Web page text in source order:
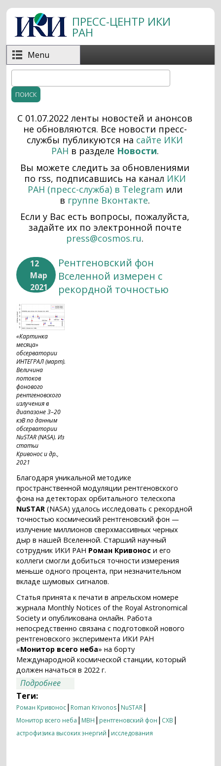
Перейти к основному содержанию
ПРЕСС-ЦЕНТР ИКИ
РАН
Menu
Форма поиска
С 01.07.2022 ленты новостей и анонсов
не обновляются. Все новости пресс-
службы публикуются на сайте ИКИ
РАН в разделе Новости.
Вы можете следить за обновлениями
по rss, подписавшись на канал ИКИ
РАН (пресс-служба) в Telegram или
в группе Вконтакте.
Если у Вас есть вопросы, пожалуйста,
задайте их по электронной почте
press@cosmos.ru.
12
Мар
2021
Рентгеновский фон
Вселенной измерен с
рекордной точностью
«Картинка
месяца»
обсерватории
ИНТЕГРАЛ (март).
Величина
потоков
фонового
рентгеновского
излучения в
диапазоне 3–20
кэВ по данным
обсерватории
NuSTAR (NASA). Из
статьи
Кривонос и др.,
2021
Благодаря уникальной методике
пространственной модуляции рентгеновского
фона на детекторах орбитального телескопа
NuSTAR (NASA) удалось исследовать с рекордной
точностью космический рентгеновский фон —
излучение миллионов сверхмассивных черных
дыр в нашей Вселенной. Старший научный
сотрудник ИКИ РАН Роман Кривонос и его
коллеги смогли добиться точности измерения
меньше одного процента, при незначительном
вкладе шумовых сигналов.
Статья принята к печати в апрельском номере
журнала Monthly Notices of the Royal Astronomical
Society и опубликована онлайн. Работа
непосредственно связана с подготовкой нового
рентгеновского эксперимента ИКИ РАН
«Монитор всего неба» на борту
Международной космической станции, который
должен начаться в 2022 г.
Подробнее
Теги:
Роман Кривонос| Roman Krivonos| NuSTAR|
Монитор всего неба | МВН | рентгеновский фон | CXB |
астрофизика высоких энергий | исследования